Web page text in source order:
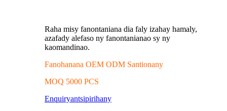
Raha misy fanontaniana dia faly izahay hamaly,
azafady alefaso ny fanontanianao sy ny
kaomandinao.
Fanohanana OEM ODM Santionany
MOQ 5000 PCS
Enquiryantsipirihany